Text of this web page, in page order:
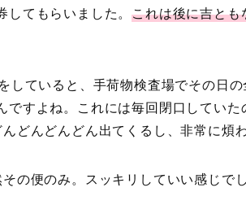
してもらいました。これは後に吉と
していると、手荷物検査場でその日
ですよね。これには毎回閉口してい
どんどんどん出てくるし、非常に煩わ
の便のみ。スッキリしていい感じで